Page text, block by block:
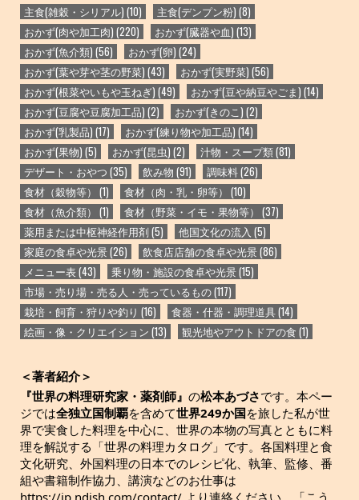
主食(雑穀・シリアル) (10) 主食(デンプン粉) (8)
おかず(肉や加工肉) (220) おかず(臓器や血) (13)
おかず(魚介類) (56) おかず(卵) (24)
おかず(葉や芽や茎の野菜) (43) おかず(実野菜) (56)
おかず(根菜やいもや玉ねぎ) (49) おかず(豆や納豆やごま) (14)
おかず(豆腐や豆腐加工品) (2) おかず(きのこ) (2)
おかず(乳製品) (17) おかず(練り物や加工品) (14)
おかず(果物) (5) おかず(昆虫) (2) 汁物・スープ類(81)
デザート・おやつ (35) 飲み物 (91) 調味料(26)
食材（穀物等） (1) 食材（肉・乳・卵等） (10)
食材（魚介類） (1) 食材（野菜・イモ・果物等） (37)
薬用または中枢神経作用剤(5) 他国文化の流入 (5)
家庭の食卓や光景(26) 飲食店店舗の食卓や光景(86)
メニュー表(43) 乗り物・施設の食卓や光景(15)
市場・売り場・売る人・売っているもの(117)
栽培・飼育・狩りや釣り (16) 食器・什器・調理道具(14)
絵画・像・クリエイション (13) 観光地やアウトドアの食 (1)
＜著者紹介＞
『世界の料理研究家・薬剤師』の松本あづさです。本ペー
ジでは全独立国制覇を含めて世界249か国を旅した私が世
界で実食した料理を中心に、世界の本物の写真とともに料
理を解説する「世界の料理カタログ」です。各国料理と食
文化研究、外国料理の日本でのレシピ化、執筆、監修、番
組や書籍制作協力、講演などのお仕事は
https://jp.ndish.com/contact/ より連絡ください。「こう